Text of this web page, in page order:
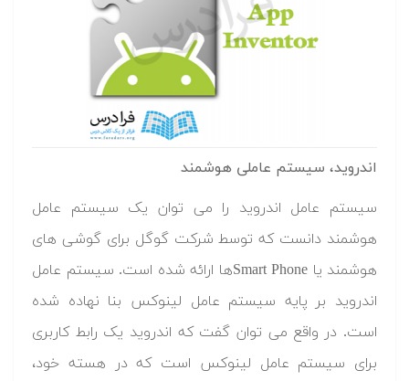
اندروید، سیستم عاملی هوشمند
سیستم عامل اندروید را می توان یک سیستم عامل
هوشمند دانست که توسط شرکت گوگل برای گوشی های
هوشمند یا Smart Phoneها ارائه شده است. سیستم عامل
اندروید بر پایه سیستم عامل لینوکس بنا نهاده شده
است. در واقع می توان گفت که اندروید یک رابط کاربری
برای سیستم عامل لینوکس است که در هسته خود،